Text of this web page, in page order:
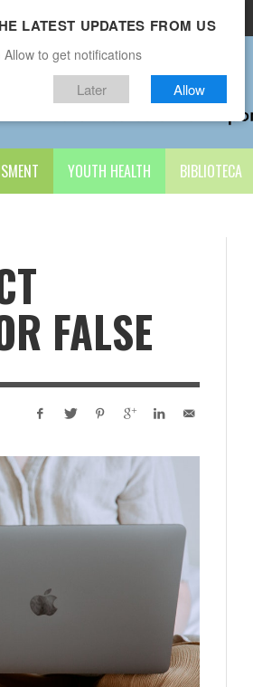
YOUTH HEALTH BIBLIOTECA
FALSE
LATEST UPDATES FROM US
Allow to get notifications
Later Allow